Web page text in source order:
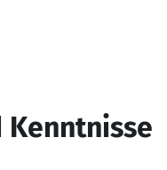
Kenntnisse